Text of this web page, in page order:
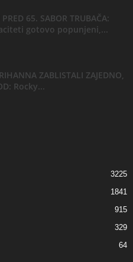
65. SABOR TRUBAČA:
gotovo popunjeni,...
ZABLISTALI ZAJEDNO,
Rocky...
3225
1841
915
329
64